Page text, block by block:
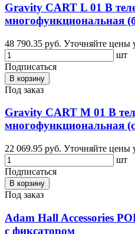
Gravity CART L 01 B
многофункциональная
48 790.35 руб. Уточняйте цены
шт
Подписаться
В корзину
Под заказ
Gravity CART M 01 B
многофункциональная
22 069.95 руб. Уточняйте цены
шт
Подписаться
В корзину
Под заказ
Adam Hall Accessories
с фиксатором